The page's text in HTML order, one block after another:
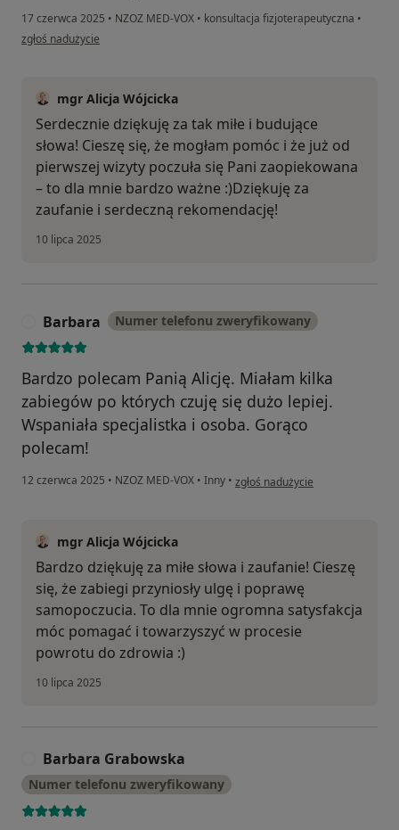
17 czerwca 2025 • NZOZ MED-VOX • konsultacja fizjoterapeutyczna •
w opinii użytkownika Dagmara
zgłoś nadużycie
mgr Alicja Wójcicka
Serdecznie dziękuję za tak miłe i budujące
słowa! Cieszę się, że mogłam pomóc i że już od
pierwszej wizyty poczuła się Pani zaopiekowana
– to dla mnie bardzo ważne :)Dziękuję za
zaufanie i serdeczną rekomendację!
10 lipca 2025
Barbara Numer telefonu zweryfikowany
Bardzo polecam Panią Alicję. Miałam kilka
zabiegów po których czuję się dużo lepiej.
Wspaniała specjalistka i osoba. Gorąco
polecam!
12 czerwca 2025 • NZOZ MED-VOX • Inny • w opinii użytkownika Barbara
zgłoś nadużycie
mgr Alicja Wójcicka
Bardzo dziękuję za miłe słowa i zaufanie! Cieszę
się, że zabiegi przyniosły ulgę i poprawę
samopoczucia. To dla mnie ogromna satysfakcja
móc pomagać i towarzyszyć w procesie
powrotu do zdrowia :)
10 lipca 2025
Barbara Grabowska
Numer telefonu zweryfikowany